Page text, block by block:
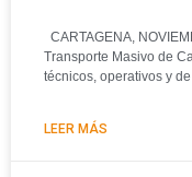
CARTAGENA,
Transporte Masivo de
técnicos, operativos y
LEER MÁS